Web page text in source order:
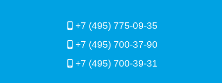
+7 (495) 775-09-35
+7 (495) 700-37-90
+7 (495) 700-39-31